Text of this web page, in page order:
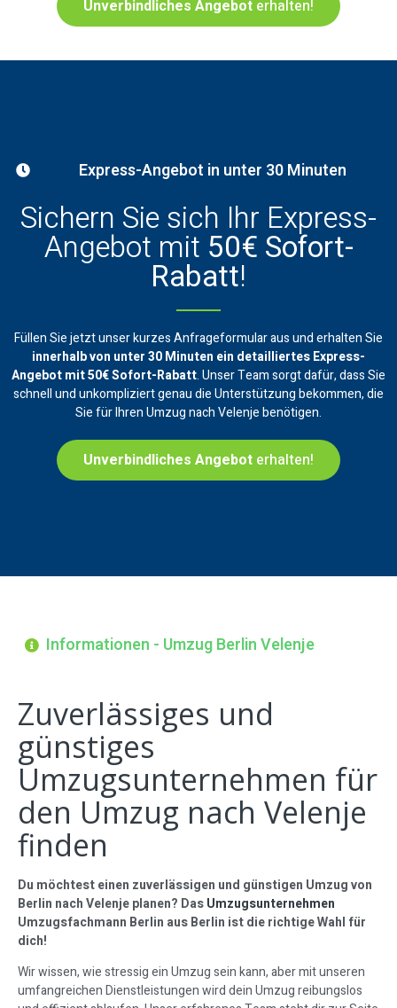
Unverbindliches Angebot erhalten!
Express-Angebot in unter 30 Minuten
Sichern Sie sich Ihr Express-
Angebot mit 50€ Sofort-
Rabatt!
Füllen Sie jetzt unser kurzes Anfrageformular aus und erhalten Sie
innerhalb von unter 30 Minuten ein detailliertes Express-
Angebot mit 50€ Sofort-Rabatt. Unser Team sorgt dafür, dass Sie
schnell und unkompliziert genau die Unterstützung bekommen, die
Sie für Ihren Umzug nach Velenje benötigen.
Unverbindliches Angebot erhalten!
Informationen - Umzug Berlin Velenje
Zuverlässiges und
günstiges
Umzugsunternehmen für
den Umzug nach Velenje
finden
Du möchtest einen zuverlässigen und günstigen Umzug von
Berlin nach Velenje planen? DasUmzugsunternehmen
Umzugsfachmann Berlin aus Berlin ist die richtige Wahl für
dich!
Wir wissen, wie stressig ein Umzug sein kann, aber mit unseren
umfangreichen Dienstleistungen wird dein Umzug reibungslos